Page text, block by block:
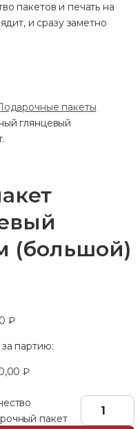
пакетов и печать на
и сразу заметно
пакеты
глянцевый
(большой)
₽
партию:
₽
пакет